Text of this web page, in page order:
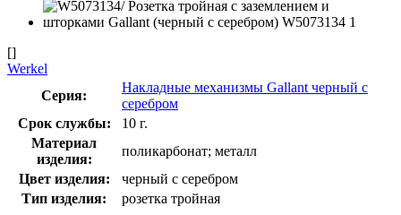
[]
Werkel
Серия:
Накладные механизмы Gallant черный с
серебром
Срок службы:
10 г.
Материал
изделия:
поликарбонат; металл
Цвет изделия:
черный с серебром
Тип изделия:
розетка тройная